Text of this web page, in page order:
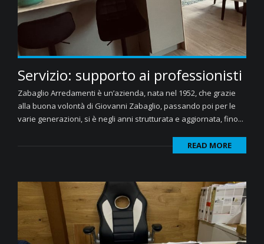
Servizio: supporto ai professionisti
Zabaglio Arredamenti è un’azienda, nata nel 1952, che grazie
alla buona volontà di Giovanni Zabaglio, passando poi per le
varie generazioni, si è negli anni strutturata e aggiornata, fino...
READ MORE